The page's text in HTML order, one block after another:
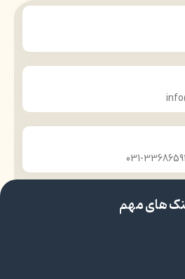
های مهم